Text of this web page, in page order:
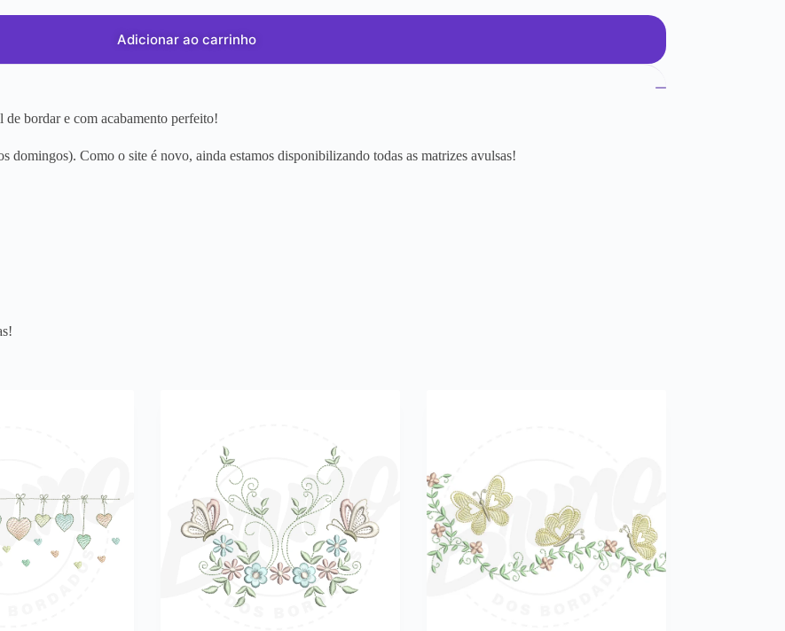
Adicionar ao carrinho
bordar e com acabamento perfeito!
domingos). Como o site é novo, ainda estamos disponibilizando todas as matrizes avulsas!